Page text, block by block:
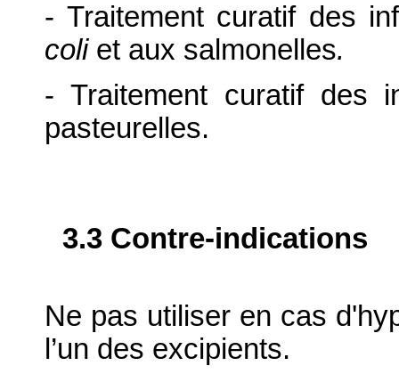
- Traitement curatif des
coliet aux salmonelles.
- Traitement curatif des
pasteurelles.
3.3 Contre-indications
Ne pas utiliser en cas
l’un des excipients.